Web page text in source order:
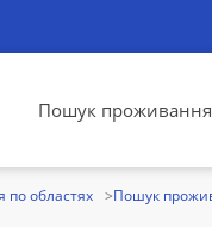
Пошук проживання
областях Пошук